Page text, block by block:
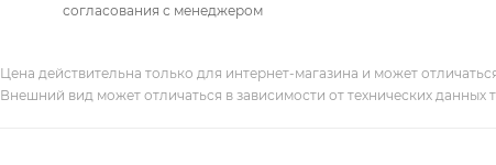
согласования с менеджером
Цена действительна только для интернет-магазина и может
Внешний вид может отличаться в зависимости от технических данных